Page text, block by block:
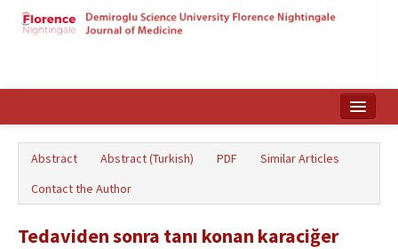
Türkçe
Abstract Abstract (Turkish) PDF
Similar Articles
Contact the Author
Tedaviden sonra tanı konan karaciğer